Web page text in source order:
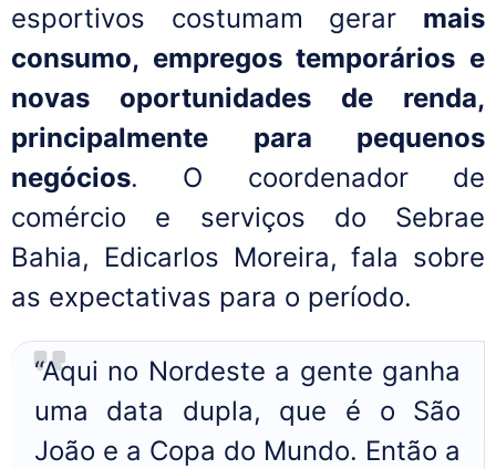
esportivos costumam gerar mais
consumo, empregos temporários e
novas oportunidades de renda,
principalmente para pequenos
negócios. O coordenador de
comércio e serviços do Sebrae
Bahia, Edicarlos Moreira, fala sobre
as expectativas para o período.
“Aqui no Nordeste a gente ganha
uma data dupla, que é o São
João e a Copa do Mundo. Então a